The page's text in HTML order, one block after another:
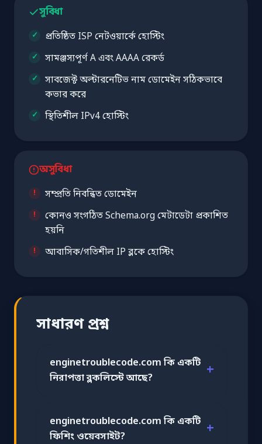
সুবিধা
প্রতিষ্ঠিত ISP নেটওয়ার্কে হোস্টিং
সামঞ্জস্যপূর্ণ A এবং AAAA রেকর্ড
সাবজেক্ট অল্টারনেটিভ নাম ডোমেইন সঠিকভাবে
কভার করে
স্থিতিশীল IPv4 হোস্টিং
অসুবিধা
সম্প্রতি নিবন্ধিত ডোমেইন
কোনও সংগঠিত Schema.org মেটাডেটা প্রকাশিত
হয়নি
আবাসিক/গতিশীল IP ব্লকে হোস্টিং
সাধারণ প্রশ্ন
enginetroublecode.com কি একটি
নিরাপত্তা ব্লকলিস্টে আছে?
enginetroublecode.com কি একটি
ফিশিং ওয়েবসাইট?